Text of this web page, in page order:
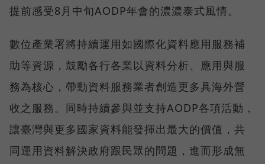
提前感受8月中旬AODP年會的濃濃泰式風情。
數位產業署將持續運用如國際化資料應用服務補
助等資源，鼓勵各行各業以資料分析、應用與服
務為核心，帶動資料服務業者創造更多具海外營
收之服務。同時持續參與並支持AODP各項活動，
讓臺灣與更多國家資料能發揮出最大的價值，共
同運用資料解決政府跟民眾的問題，進而形成無